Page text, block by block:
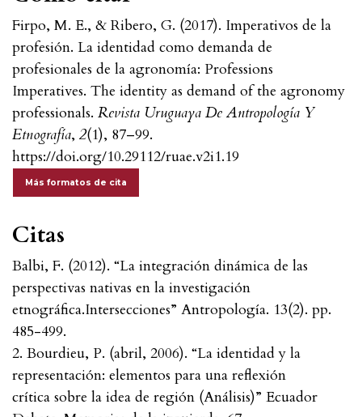
Firpo, M. E., & Ribero, G. (2017). Imperativos de la
profesión. La identidad como demanda de
profesionales de la agronomía: Professions
Imperatives. The identity as demand of the agronomy
professionals. Revista Uruguaya De Antropología Y
Etnografía, 2(1), 87–99.
https://doi.org/10.29112/ruae.v2i1.19
Más formatos de cita
Citas
Balbi, F. (2012). “La integración dinámica de las
perspectivas nativas en la investigación
etnográfica.Intersecciones” Antropología. 13(2). pp.
485-499.
2. Bourdieu, P. (abril, 2006). “La identidad y la
representación: elementos para una reflexión
crítica sobre la idea de región (Análisis)” Ecuador